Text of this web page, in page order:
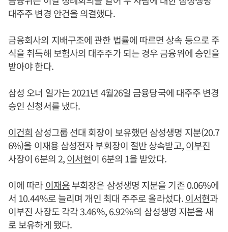
대주주 변경 안건을 의결했다.
금융회사의 지배구조에 관한 법률에 따르면 상속 등으로 주
식을 취득해 보험사의 대주주가 되는 경우 금융위에 승인을
받아야 한다.
삼성 오너 일가는 2021년 4월26일 금융당국에 대주주 변경
승인 신청서를 냈다.
이건희 삼성그룹 선대 회장이 보유했던 삼성생명 지분(20.7
6%)을 이재용삼성전자 부회장이 절반 상속받고,이부진
사장이 6분의 2,이서현이 6분의 1을 받았다.
이에 따라 이재용부회장은 삼성생명 지분을 기존 0.06%에
서 10.44％로 늘리며 개인 최대 주주로 올라섰다.이서현과
이부진 사장도 각각 3.46％, 6.92％의 삼성생명 지분을 새
로 보유하게 됐다.